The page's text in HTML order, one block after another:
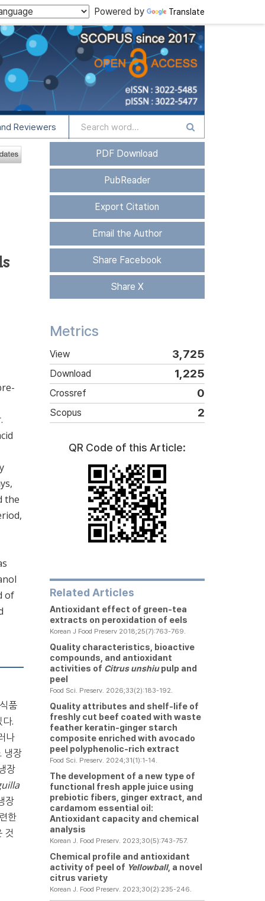
Powered by Translate
Reviewers
the
of
품
.
나
냉장
장
장
한
것
PDF Download
PubReader
Export Citation
Email the Author
Share Facebook
Share X
Metrics
View 3,725
Download 1,225
Crossref 0
Scopus 2
QR Code of this Article:
Related Articles
Antioxidant effect of green-tea
extracts on peroxidation of eels
Korean J Food Preserv 2018;25(7):763-769.
Quality characteristics, bioactive
compounds, and antioxidant
activities of Citrus unshiupulp and
peel
Food Sci. Preserv. 2026;33(2):183-192.
Quality attributes and shelf-life of
freshly cut beef coated with waste
feather keratin-ginger starch
composite enriched with avocado
peel polyphenolic-rich extract
Food Sci. Preserv. 2024;31(1):1-14.
The development of a new type of
functional fresh apple juice using
prebiotic fibers, ginger extract, and
cardamom essential oil:
Antioxidant capacity and chemical
analysis
Korean J. Food Preserv. 2023;30(5):743-757.
Chemical profile and antioxidant
activity of peel of Yellowball, a novel
citrus variety
Korean J. Food Preserv. 2023;30(2):235-246.